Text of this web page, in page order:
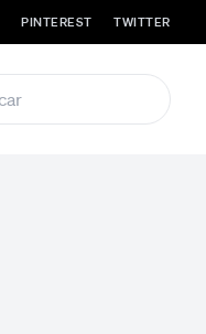
PINTEREST TWITTER